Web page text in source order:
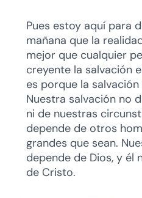
Pues estoy aquí para
mañana que la
mejor que cualquier
creyente la salvación
es porque la salvación
Nuestra salvación no
ni de nuestras
depende de otros
grandes que sean.
depende de Dios, y él
de Cristo.